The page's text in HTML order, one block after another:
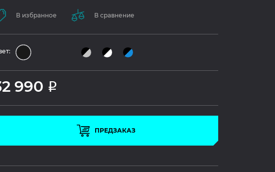
В избранное В сравнение
990 Р
ПРЕДЗАКАЗ